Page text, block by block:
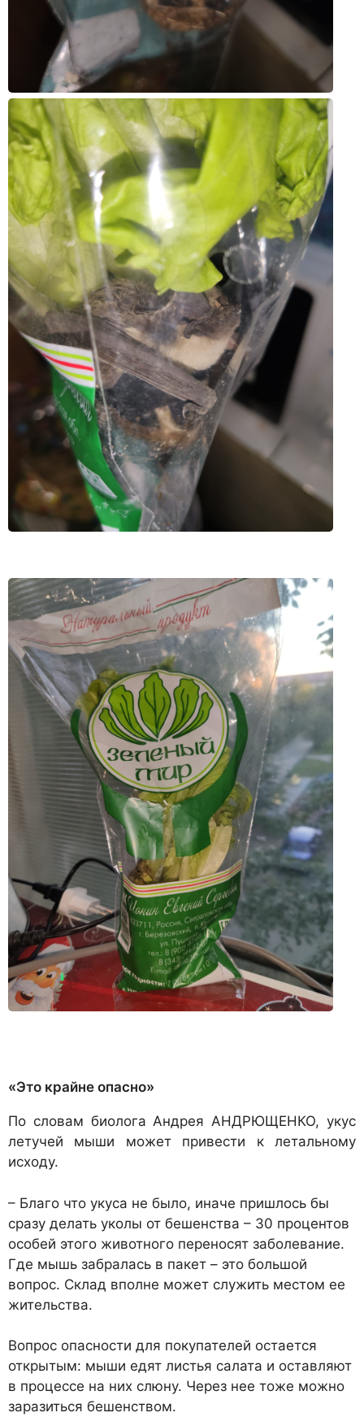
«Это крайне опасно»
По словам биолога Андрея АНДРЮЩЕНКО, укус
летучей мыши может привести к летальному
исходу.
– Благо что укуса не было, иначе пришлось бы
сразу делать уколы от бешенства – 30 процентов
особей этого животного переносят заболевание.
Где мышь забралась в пакет – это большой
вопрос. Склад вполне может служить местом ее
жительства.
Вопрос опасности для покупателей остается
открытым: мыши едят листья салата и оставляют
в процессе на них слюну. Через нее тоже можно
заразиться бешенством.